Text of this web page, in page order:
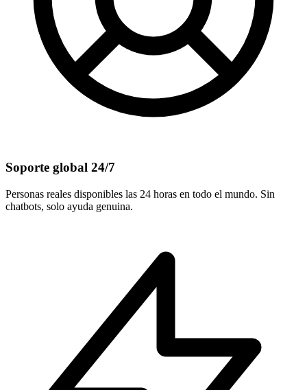
Soporte global 24/7
Personas reales disponibles las 24 horas en todo el mundo. Sin
chatbots, solo ayuda genuina.